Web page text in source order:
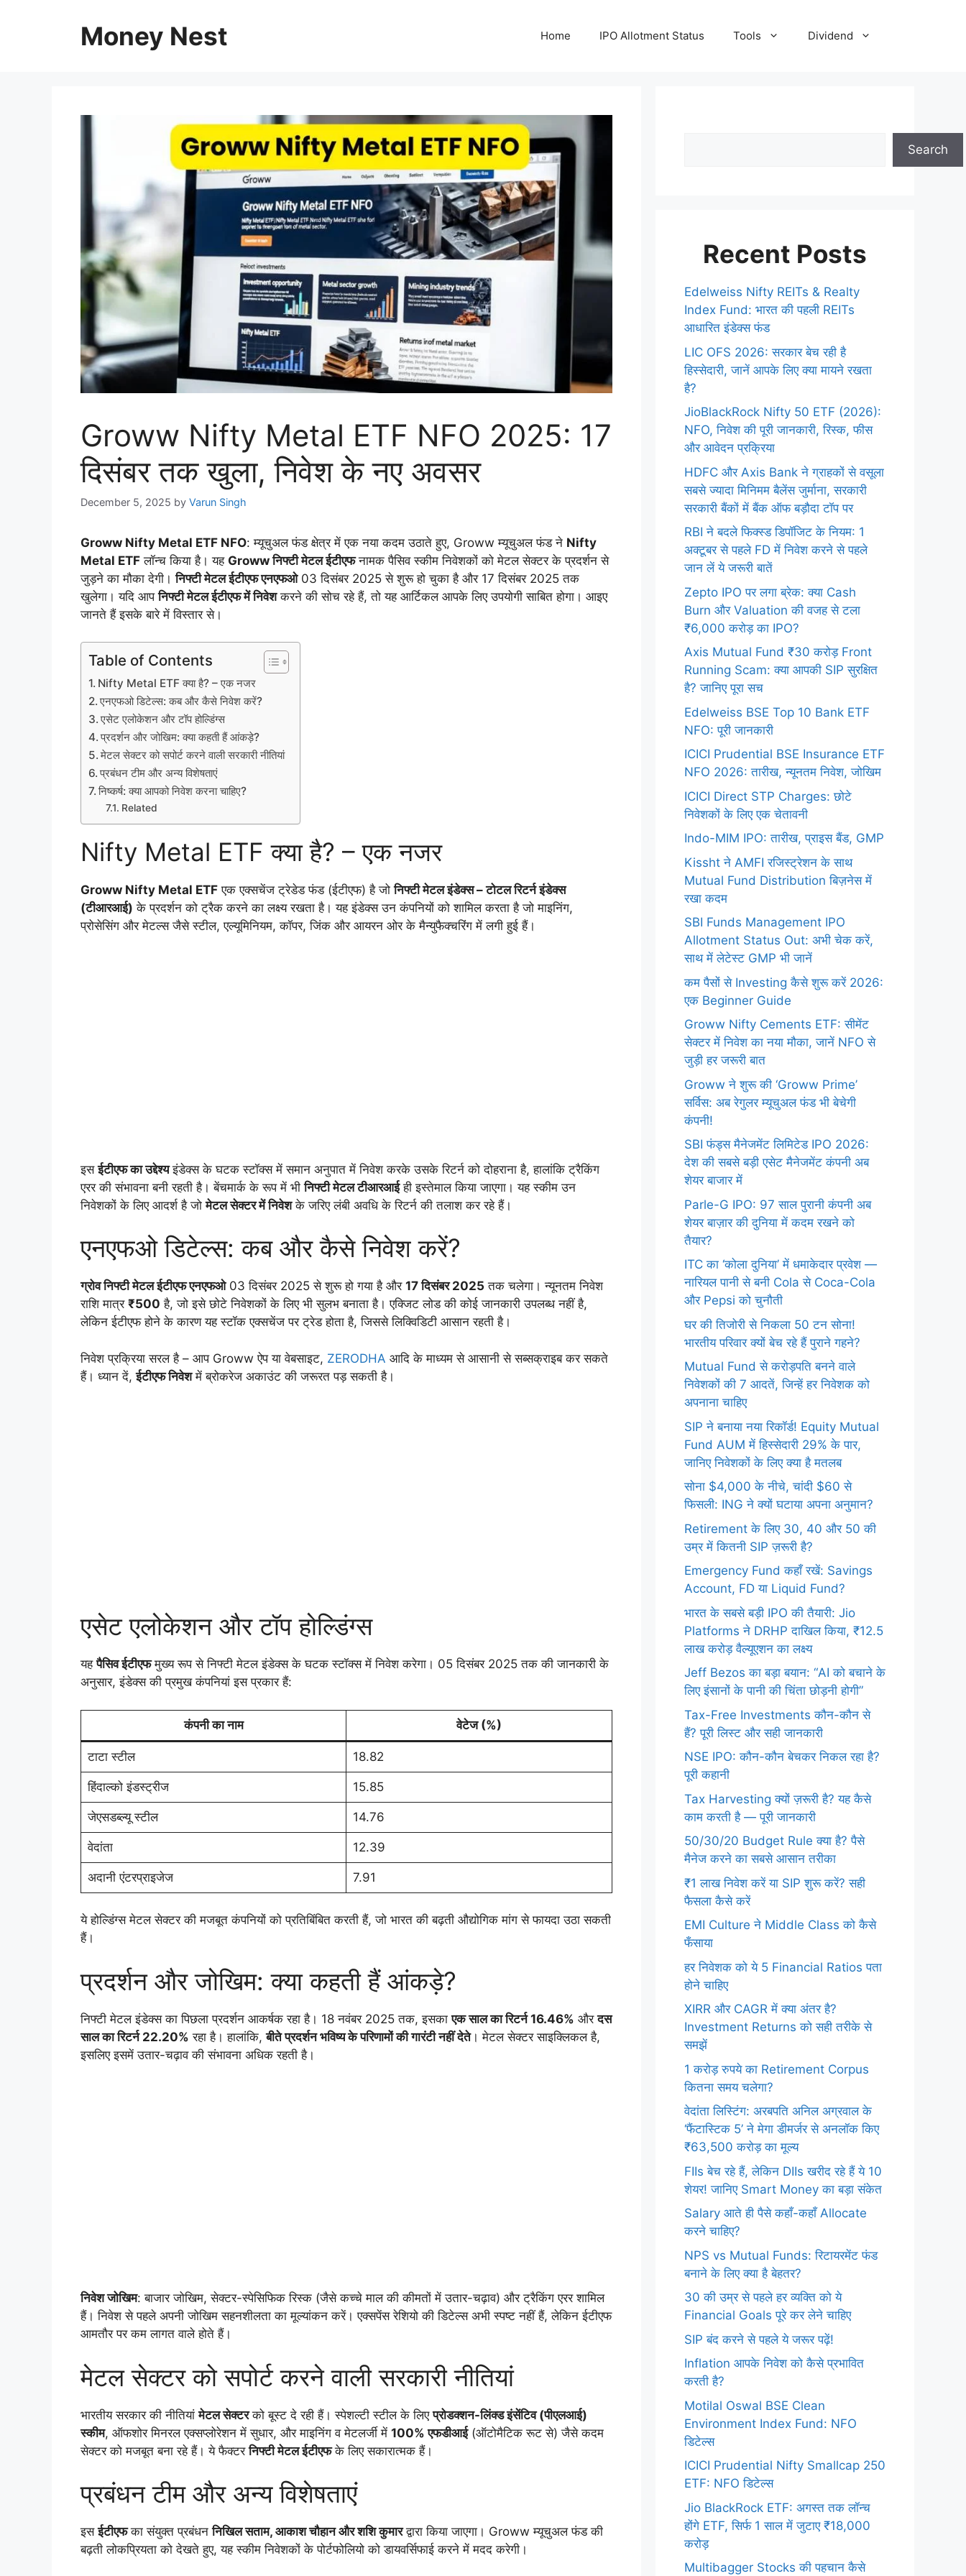
Money Nest Home IPO Allotment Status Tools Dividend
Groww Nifty Metal ETF NFO 2025: 17
दिसंबर तक खुला, निवेश के नए अवसर
December 5, 2025 by Varun Singh
Groww Nifty Metal ETF NFO: म्यूचुअल फंड क्षेत्र में एक नया कदम उठाते हुए, Groww म्यूचुअल फंड ने Nifty
Metal ETF लॉन्च किया है। यह Groww निफ्टी मेटल ईटीएफनामक पैसिव स्कीम निवेशकों को मेटल सेक्टर के प्रदर्शन से
जुड़ने का मौका देगी।निफ्टी मेटल ईटीएफ एनएफओ03 दिसंबर 2025 से शुरू हो चुका है और 17 दिसंबर 2025 तक
खुलेगा। यदि आपनिफ्टी मेटल ईटीएफ में निवेशकरने की सोच रहे हैं, तो यह आर्टिकल आपके लिए उपयोगी साबित होगा। आइए
जानते हैं इसके बारे में विस्तार से।
Table of Contents
Nifty Metal ETF क्या है? – एक नजर
एनएफओ डिटेल्स: कब और कैसे निवेश करें?
एसेट एलोकेशन और टॉप होल्डिंग्स
प्रदर्शन और जोखिम: क्या कहती हैं आंकड़े?
मेटल सेक्टर को सपोर्ट करने वाली सरकारी नीतियां
प्रबंधन टीम और अन्य विशेषताएं
निष्कर्ष: क्या आपको निवेश करना चाहिए?
Related
Nifty Metal ETF क्या है? – एक नजर
Groww Nifty Metal ETF एक एक्सचेंज ट्रेडेड फंड (ईटीएफ) है जोनिफ्टी मेटल इंडेक्स – टोटल रिटर्न इंडेक्स
(टीआरआई) के प्रदर्शन को ट्रैक करने का लक्ष्य रखता है। यह इंडेक्स उन कंपनियों को शामिल करता है जो माइनिंग,
प्रोसेसिंग और मेटल्स जैसे स्टील, एल्यूमिनियम, कॉपर, जिंक और आयरन ओर के मैन्युफैक्चरिंग में लगी हुई हैं।
इसईटीएफ का उद्देश्यइंडेक्स के घटक स्टॉक्स में समान अनुपात में निवेश करके उसके रिटर्न को दोहराना है, हालांकि ट्रैकिंग
एरर की संभावना बनी रहती है। बेंचमार्क के रूप में भीनिफ्टी मेटल टीआरआईही इस्तेमाल किया जाएगा। यह स्कीम उन
निवेशकों के लिए आदर्श है जोमेटल सेक्टर में निवेशके जरिए लंबी अवधि के रिटर्न की तलाश कर रहे हैं।
एनएफओ डिटेल्स: कब और कैसे निवेश करें?
ग्रोव निफ्टी मेटल ईटीएफ एनएफओ03 दिसंबर 2025 से शुरू हो गया है और 17 दिसंबर 2025 तक चलेगा। न्यूनतम निवेश
राशि मात्र ₹500 है, जो इसे छोटे निवेशकों के लिए भी सुलभ बनाता है। एक्जिट लोड की कोई जानकारी उपलब्ध नहीं है,
लेकिन ईटीएफ होने के कारण यह स्टॉक एक्सचेंज पर ट्रेड होता है, जिससे लिक्विडिटी आसान रहती है।
निवेश प्रक्रिया सरल है – आप Groww ऐप या वेबसाइट, ZERODHA आदि के माध्यम से आसानी से सब्सक्राइब कर सकते
हैं। ध्यान दें,ईटीएफ निवेशमें ब्रोकरेज अकाउंट की जरूरत पड़ सकती है।
एसेट एलोकेशन और टॉप होल्डिंग्स
यहपैसिव ईटीएफमुख्य रूप से निफ्टी मेटल इंडेक्स के घटक स्टॉक्स में निवेश करेगा। 05 दिसंबर 2025 तक की जानकारी के
अनुसार, इंडेक्स की प्रमुख कंपनियां इस प्रकार हैं:
कंपनी का नाम वेटेज (%)
टाटा स्टील 18.82
हिंदाल्को इंडस्ट्रीज 15.85
जेएसडब्ल्यू स्टील 14.76
वेदांता 12.39
अदानी एंटरप्राइजेज 7.91
ये होल्डिंग्स मेटल सेक्टर की मजबूत कंपनियों को प्रतिबिंबित करती हैं, जो भारत की बढ़ती औद्योगिक मांग से फायदा उठा सकती
हैं।
प्रदर्शन और जोखिम: क्या कहती हैं आंकड़े?
निफ्टी मेटल इंडेक्स का पिछला प्रदर्शन आकर्षक रहा है। 18 नवंबर 2025 तक, इसकाएक साल का रिटर्न 16.46% औरदस
साल का रिटर्न 22.20% रहा है। हालांकि,बीते प्रदर्शन भविष्य के परिणामों की गारंटी नहीं देते। मेटल सेक्टर साइक्लिकल है,
इसलिए इसमें उतार-चढ़ाव की संभावना अधिक रहती है।
निवेश जोखिम: बाजार जोखिम, सेक्टर-स्पेसिफिक रिस्क (जैसे कच्चे माल की कीमतों में उतार-चढ़ाव) और ट्रैकिंग एरर शामिल
हैं। निवेश से पहले अपनी जोखिम सहनशीलता का मूल्यांकन करें। एक्सपेंस रेशियो की डिटेल्स अभी स्पष्ट नहीं हैं, लेकिन ईटीएफ
आमतौर पर कम लागत वाले होते हैं।
मेटल सेक्टर को सपोर्ट करने वाली सरकारी नीतियां
भारतीय सरकार की नीतियांमेटल सेक्टरको बूस्ट दे रही हैं। स्पेशल्टी स्टील के लिएप्रोडक्शन-लिंक्ड इंसेंटिव (पीएलआई)
स्कीम, ऑफशोर मिनरल एक्सप्लोरेशन में सुधार, और माइनिंग व मेटलर्जी में 100% एफडीआई(ऑटोमैटिक रूट से) जैसे कदम
सेक्टर को मजबूत बना रहे हैं। ये फैक्टरनिफ्टी मेटल ईटीएफके लिए सकारात्मक हैं।
प्रबंधन टीम और अन्य विशेषताएं
इसईटीएफका संयुक्त प्रबंधननिखिल सताम, आकाश चौहान और शशि कुमारद्वारा किया जाएगा। Groww म्यूचुअल फंड की
बढ़ती लोकप्रियता को देखते हुए, यह स्कीम निवेशकों के पोर्टफोलियो को डायवर्सिफाई करने में मदद करेगी।
Search
Recent Posts
Edelweiss Nifty REITs & Realty
Index Fund: भारत की पहली REITs
आधारित इंडेक्स फंड
LIC OFS 2026: सरकार बेच रही है
हिस्सेदारी, जानें आपके लिए क्या मायने रखता
है?
JioBlackRock Nifty 50 ETF (2026):
NFO, निवेश की पूरी जानकारी, रिस्क, फीस
और आवेदन प्रक्रिया
HDFC और Axis Bank ने ग्राहकों से वसूला
सबसे ज्यादा मिनिमम बैलेंस जुर्माना, सरकारी
सरकारी बैंकों में बैंक ऑफ बड़ौदा टॉप पर
RBI ने बदले फिक्स्ड डिपॉजिट के नियम: 1
अक्टूबर से पहले FD में निवेश करने से पहले
जान लें ये जरूरी बातें
Zepto IPO पर लगा ब्रेक: क्या Cash
Burn और Valuation की वजह से टला
₹6,000 करोड़ का IPO?
Axis Mutual Fund ₹30 करोड़ Front
Running Scam: क्या आपकी SIP सुरक्षित
है? जानिए पूरा सच
Edelweiss BSE Top 10 Bank ETF
NFO: पूरी जानकारी
ICICI Prudential BSE Insurance ETF
NFO 2026: तारीख, न्यूनतम निवेश, जोखिम
ICICI Direct STP Charges: छोटे
निवेशकों के लिए एक चेतावनी
Indo-MIM IPO: तारीख, प्राइस बैंड, GMP
Kissht ने AMFI रजिस्ट्रेशन के साथ
Mutual Fund Distribution बिज़नेस में
रखा कदम
SBI Funds Management IPO
Allotment Status Out: अभी चेक करें,
साथ में लेटेस्ट GMP भी जानें
कम पैसों से Investing कैसे शुरू करें 2026:
एक Beginner Guide
Groww Nifty Cements ETF: सीमेंट
सेक्टर में निवेश का नया मौका, जानें NFO से
जुड़ी हर जरूरी बात
Groww ने शुरू की ‘Groww Prime’
सर्विस: अब रेगुलर म्यूचुअल फंड भी बेचेगी
कंपनी!
SBI फंड्स मैनेजमेंट लिमिटेड IPO 2026:
देश की सबसे बड़ी एसेट मैनेजमेंट कंपनी अब
शेयर बाजार में
Parle-G IPO: 97 साल पुरानी कंपनी अब
शेयर बाज़ार की दुनिया में कदम रखने को
तैयार?
ITC का ‘कोला दुनिया’ में धमाकेदार प्रवेश —
नारियल पानी से बनी Cola से Coca-Cola
और Pepsi को चुनौती
घर की तिजोरी से निकला 50 टन सोना!
भारतीय परिवार क्यों बेच रहे हैं पुराने गहने?
Mutual Fund से करोड़पति बनने वाले
निवेशकों की 7 आदतें, जिन्हें हर निवेशक को
अपनाना चाहिए
SIP ने बनाया नया रिकॉर्ड! Equity Mutual
Fund AUM में हिस्सेदारी 29% के पार,
जानिए निवेशकों के लिए क्या है मतलब
सोना $4,000 के नीचे, चांदी $60 से
फिसली: ING ने क्यों घटाया अपना अनुमान?
Retirement के लिए 30, 40 और 50 की
उम्र में कितनी SIP ज़रूरी है?
Emergency Fund कहाँ रखें: Savings
Account, FD या Liquid Fund?
भारत के सबसे बड़ी IPO की तैयारी: Jio
Platforms ने DRHP दाखिल किया, ₹12.5
लाख करोड़ वैल्यूएशन का लक्ष्य
Jeff Bezos का बड़ा बयान: “AI को बचाने के
लिए इंसानों के पानी की चिंता छोड़नी होगी”
Tax-Free Investments कौन-कौन से
हैं? पूरी लिस्ट और सही जानकारी
NSE IPO: कौन-कौन बेचकर निकल रहा है?
पूरी कहानी
Tax Harvesting क्यों ज़रूरी है? यह कैसे
काम करती है — पूरी जानकारी
50/30/20 Budget Rule क्या है? पैसे
मैनेज करने का सबसे आसान तरीका
₹1 लाख निवेश करें या SIP शुरू करें? सही
फैसला कैसे करें
EMI Culture ने Middle Class को कैसे
फँसाया
हर निवेशक को ये 5 Financial Ratios पता
होने चाहिए
XIRR और CAGR में क्या अंतर है?
Investment Returns को सही तरीके से
समझें
1 करोड़ रुपये का Retirement Corpus
कितना समय चलेगा?
वेदांता लिस्टिंग: अरबपति अनिल अग्रवाल के
‘फैंटास्टिक 5’ ने मेगा डीमर्जर से अनलॉक किए
₹63,500 करोड़ का मूल्य
FIIs बेच रहे हैं, लेकिन DIIs खरीद रहे हैं ये 10
शेयर! जानिए Smart Money का बड़ा संकेत
Salary आते ही पैसे कहाँ-कहाँ Allocate
करने चाहिए?
NPS vs Mutual Funds: रिटायरमेंट फंड
बनाने के लिए क्या है बेहतर?
30 की उम्र से पहले हर व्यक्ति को ये
Financial Goals पूरे कर लेने चाहिए
SIP बंद करने से पहले ये जरूर पढ़ें!
Inflation आपके निवेश को कैसे प्रभावित
करती है?
Motilal Oswal BSE Clean
Environment Index Fund: NFO
डिटेल्स
ICICI Prudential Nifty Smallcap 250
ETF: NFO डिटेल्स
Jio BlackRock ETF: अगस्त तक लॉन्च
होंगे ETF, सिर्फ 1 साल में जुटाए ₹18,000
करोड़
Multibagger Stocks की पहचान कैसे